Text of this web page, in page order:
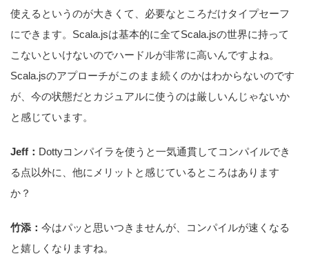
使えるというのが大きくて、必要なところだけタイプセーフ
にできます。Scala.jsは基本的に全てScala.jsの世界に持って
こないといけないのでハードルが非常に高いんですよね。
Scala.jsのアプローチがこのまま続くのかはわからないのです
が、今の状態だとカジュアルに使うのは厳しいんじゃないか
と感じています。
Jeff： Dottyコンパイラを使うと一気通貫してコンパイルでき
る点以外に、他にメリットと感じているところはあります
か？
竹添： 今はパッと思いつきませんが、コンパイルが速くなる
と嬉しくなりますね。